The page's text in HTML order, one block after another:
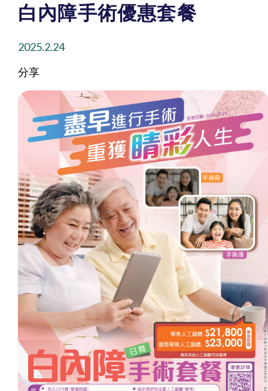
白內障手術優惠套餐
2025.2.24
分享